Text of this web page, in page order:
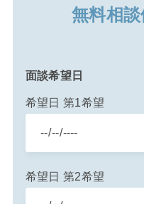
無料相
面談希望日
希望日 第1希望
希望日 第2希望